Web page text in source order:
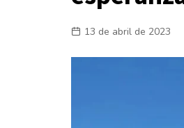
13 de abril de 2023